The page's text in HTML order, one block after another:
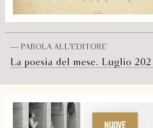
— PAROLA ALL'EDITORE
La poesia del mese. Luglio 2021